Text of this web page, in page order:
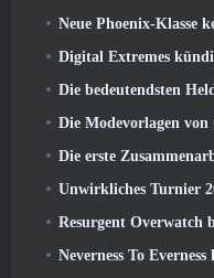
Neue Phoenix-Klasse
Digital Extremes kündigt „große
Die bedeutendsten
Die Modevorlagen von Guild Wars 2
Die erste Zusammenarbeit von
Unwirkliches Turnier 2004 Ist zum
Resurgent Overwatch
Neverness To Everness hat